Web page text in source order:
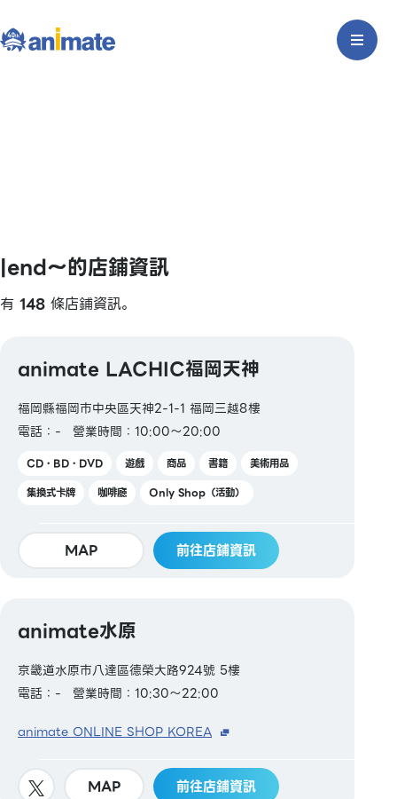
|end〜的店鋪資訊
有 148 條店鋪資訊。
animate LACHIC福岡天神
福岡縣福岡市中央區天神2-1-1 福岡三越8樓
電話：-
營業時間：10:00～20:00
CD・BD・DVD 遊戲 商品 書籍
美術用品
集換式卡牌
咖啡廳 Only Shop（活動）
MAP 前往店鋪資訊
animate水原
京畿道水原市八達區德榮大路924號 5樓
電話：-
營業時間：10:30～22:00
animate ONLINE SHOP KOREA
MAP 前往店鋪資訊